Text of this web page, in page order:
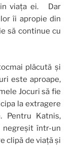
viața ei. Dar
îi apropie din
să continue cu
plăcută și
este aproape,
Jocuri să fie
la extragere
Pentru Katnis,
negreșit într-un
clipă de viață și